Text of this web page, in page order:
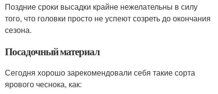
Поздние сроки высадки крайне нежелательны в силу
того, что головки просто не успеют созреть до окончания
сезона.
Посадочный материал
Сегодня хорошо зарекомендовали себя такие сорта
ярового чеснока, как: